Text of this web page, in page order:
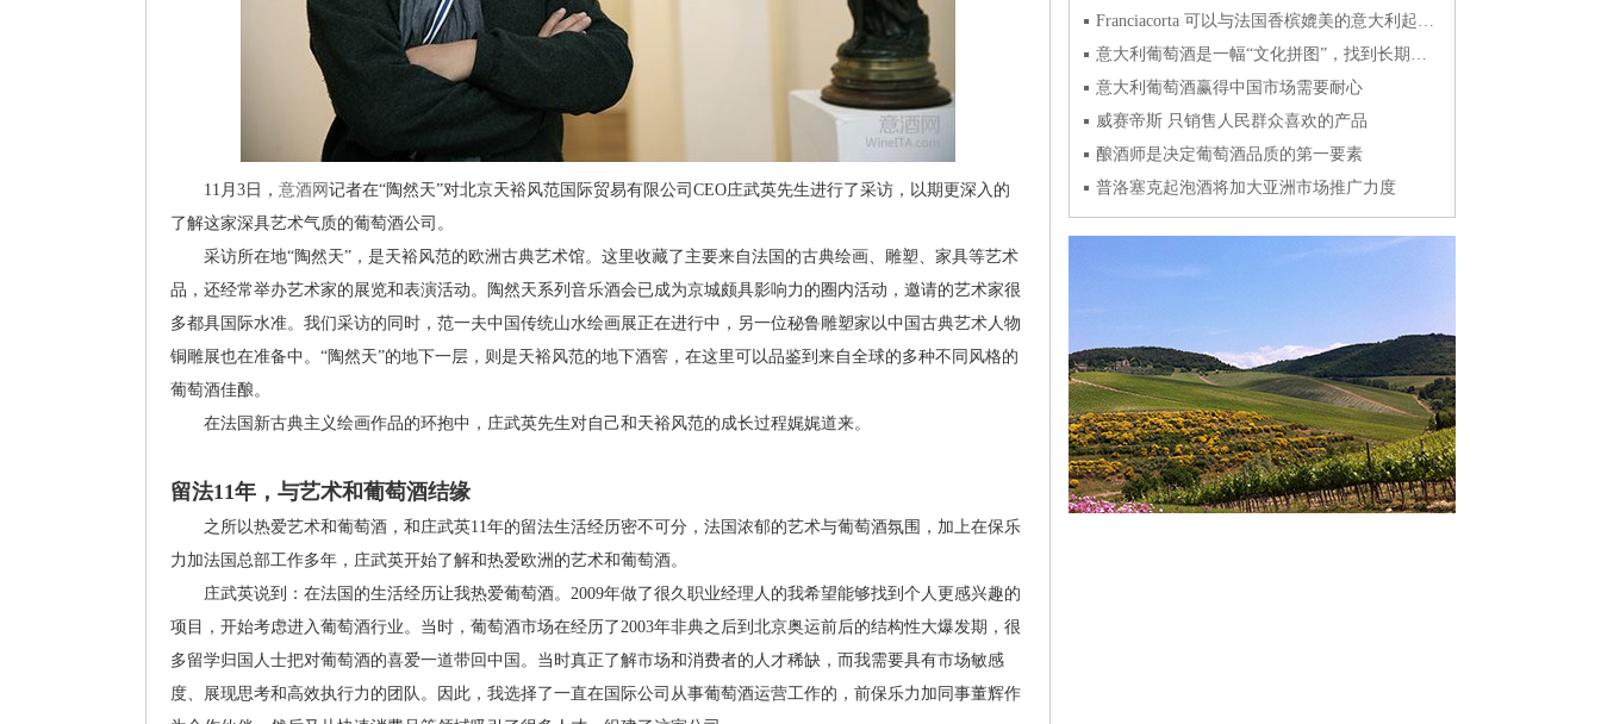
11月3日， 意酒网 记者在“陶然天”对北京天裕风范国际贸易有限公司CEO庄武英先生进行了采访，以期更深入的
了解这家深具艺术气质的葡萄酒公司。
采访所在地“陶然天”，是天裕风范的欧洲古典艺术馆。这里收藏了主要来自法国的古典绘画、雕塑、家具等艺术
品，还经常举办艺术家的展览和表演活动。陶然天系列音乐酒会已成为京城颇具影响力的圈内活动，邀请的艺术家很
多都具国际水准。我们采访的同时，范一夫中国传统山水绘画展正在进行中，另一位秘鲁雕塑家以中国古典艺术人物
铜雕展也在准备中。“陶然天”的地下一层，则是天裕风范的地下酒窖，在这里可以品鉴到来自全球的多种不同风格的
葡萄酒佳酿。
在法国新古典主义绘画作品的环抱中，庄武英先生对自己和天裕风范的成长过程娓娓道来。
留法11年，与艺术和葡萄酒结缘
之所以热爱艺术和葡萄酒，和庄武英11年的留法生活经历密不可分，法国浓郁的艺术与葡萄酒氛围，加上在保乐
力加法国总部工作多年，庄武英开始了解和热爱欧洲的艺术和葡萄酒。
庄武英说到：在法国的生活经历让我热爱葡萄酒。2009年做了很久职业经理人的我希望能够找到个人更感兴趣的
项目，开始考虑进入葡萄酒行业。当时，葡萄酒市场在经历了2003年非典之后到北京奥运前后的结构性大爆发期，很
多留学归国人士把对葡萄酒的喜爱一道带回中国。当时真正了解市场和消费者的人才稀缺，而我需要具有市场敏感
度、展现思考和高效执行力的团队。因此，我选择了一直在国际公司从事葡萄酒运营工作的，前保乐力加同事董辉作
Franciacorta 可以与法国香槟媲美的意大利起泡酒
意大利葡萄酒是一幅“文化拼图”，找到长期合作伙伴最具挑战
意大利葡萄酒赢得中国市场需要耐心
威赛帝斯 只销售人民群众喜欢的产品
酿酒师是决定葡萄酒品质的第一要素
普洛塞克起泡酒将加大亚洲市场推广力度